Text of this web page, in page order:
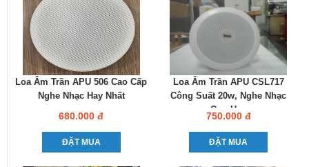
Loa Âm Trần APU 506 Cao Cấp
Nghe Nhạc Hay Nhất
680.000 đ
ĐẶT MUA
Loa Âm Trần APU CSL717
Công Suất 20w, Nghe Nhạc
Cực Hay
750.000 đ
ĐẶT MUA